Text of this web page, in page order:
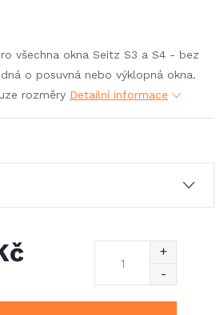
všechna okna Seitz S3 a S4 - bez
o posuvná nebo výklopná okna.
rozměry Detailní informace